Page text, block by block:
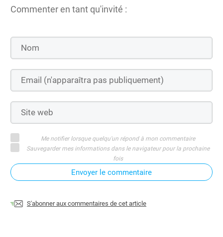
Commenter en tant qu'invité :
Me notifier lorsque quelqu'un répond à mon commentaire
Sauvegarder mes informations dans le navigateur pour la prochaine
fois
Envoyer le commentaire
S'abonner aux commentaires de cet article